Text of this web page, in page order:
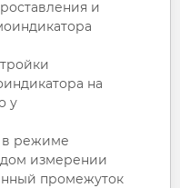
и
на
у
в режиме
измерении
промежуток